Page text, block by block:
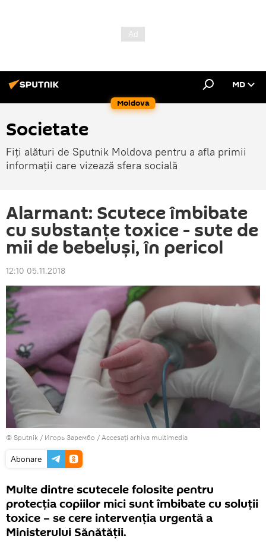
Moldova
MD
Societate
Fiți alături de Sputnik Moldova pentru a afla primii
informații care vizează sfera socială
Alarmant: Scutece îmbibate
cu substanțe toxice - sute de
mii de bebeluşi, în pericol
12:10 05.11.2018
© Sputnik / Игорь Зарембо / Accesați arhiva multimedia
Abonare
Multe dintre scutecele folosite pentru
protecţia copiilor mici sunt îmbibate cu soluţii
toxice – se cere intervenţia urgentă a
Ministerului Sănătăţii.